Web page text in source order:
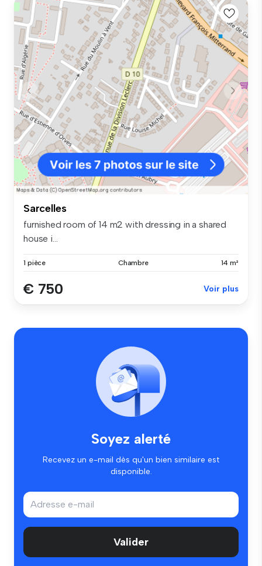
Sarcelles
furnished room of 14 m2 with dressing in a shared
house i...
1 pièce Chambre 14 m²
€ 750 Voir plus
Soyez alerté
Recevez un e-mail dès qu'un bien similaire est
disponible.
Valider